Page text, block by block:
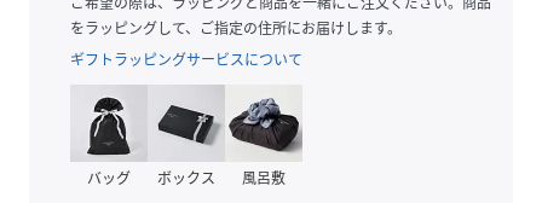
■Back rib
ハイウエストの切り替え部分は背面ゴムで引き締めくびれを
強調。フィット感のあるシルエットを維持しながらも、ゴム
の伸縮性で締め付け感少なくラクに着られます。
■Back style
をラッピングして、ご指定の住所にお届けします。
ギフトラッピングサービスについて
バッグ ボックス 風呂敷